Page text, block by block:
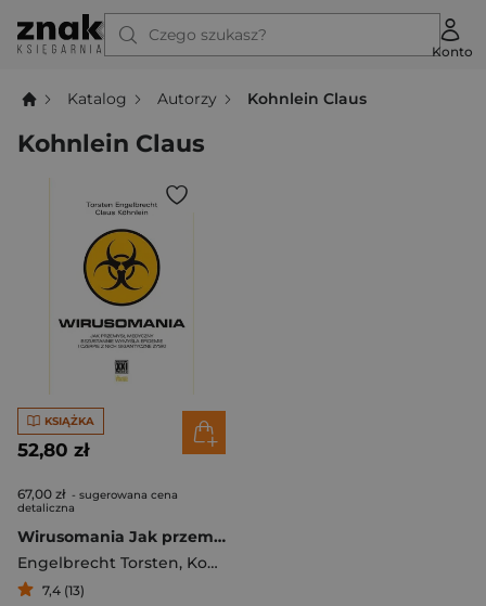
Czego szukasz?
Konto
Katalog Autorzy Kohnlein Claus
Kohnlein Claus
KSIĄŻKA
52,80 zł
67,00 zł - sugerowana cena
detaliczna
Wirusomania Jak przemysł medyczny bezustannie wymyśla epidemie i czerpie z nich gigantyczne zyski
Engelbrecht Torsten, Kohnlein Claus
7,4 (13)